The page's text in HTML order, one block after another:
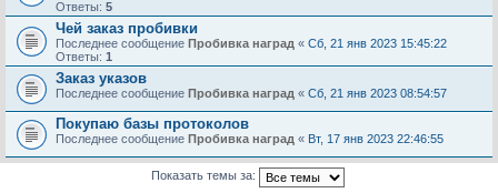
Ответы: 5
Чей заказ пробивки
Последнее сообщение Пробивка наград « Сб, 21 янв 2023 15:45:22
Ответы: 1
Заказ указов
Последнее сообщение Пробивка наград « Сб, 21 янв 2023 08:54:57
Покупаю базы протоколов
Последнее сообщение Пробивка наград « Вт, 17 янв 2023 22:46:55
Показать темы за: